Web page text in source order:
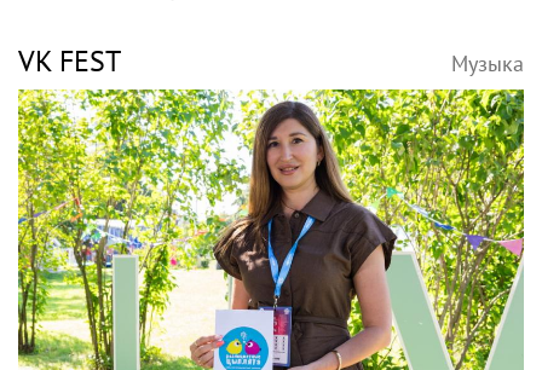
Музыка
Вся музыка
ТАНЕЦ Музыка